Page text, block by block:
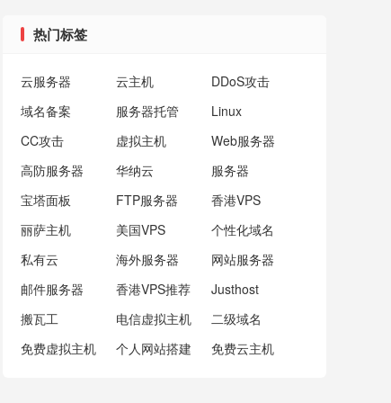
热门标签
云服务器 云主机
DDoS攻击
域名备案
服务器托管
Linux
CC攻击
虚拟主机
Web服务器
高防服务器
华纳云
服务器
宝塔面板
FTP服务器
香港VPS
丽萨主机
美国VPS
个性化域名
私有云
海外服务器
网站服务器
邮件服务器
香港VPS推荐
Justhost
搬瓦工
电信虚拟主机
二级域名
免费虚拟主机
个人网站搭建 免费云主机